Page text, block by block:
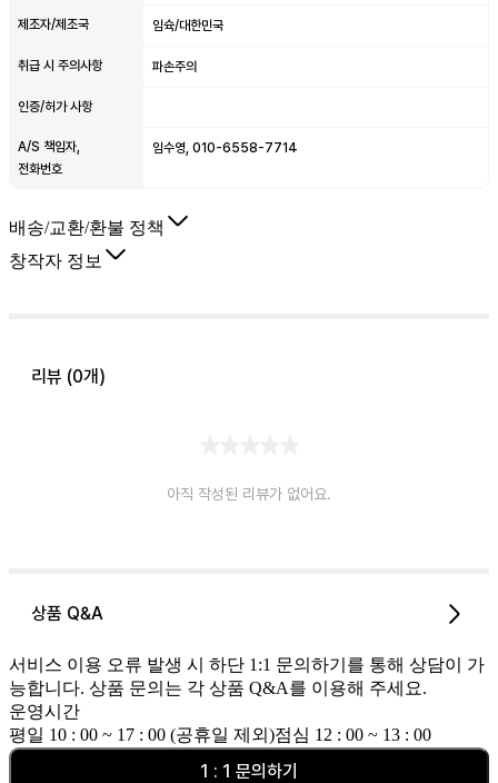
제조자/제조국 임슉/대한민국
취급 시 주의사항 파손주의
인증/허가 사항
A/S 책임자,
전화번호
임수영, 010-6558-7714
배송/교환/환불 정책
창작자 정보
리뷰 (0개)
아직 작성된 리뷰가 없어요.
상품 Q&A
서비스 이용 오류 발생 시 하단 1:1 문의하기를 통해 상담이 가
능합니다. 상품 문의는 각 상품 Q&A를 이용해 주세요.
운영시간
평일 10 : 00 ~ 17 : 00 (공휴일 제외)점심 12 : 00 ~ 13 : 00
1 : 1 문의하기